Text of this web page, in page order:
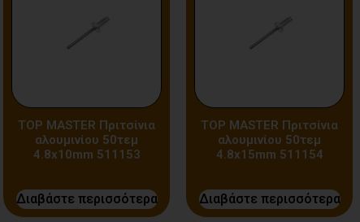
TOP MASTER Πριτσίνια
αλουμινίου 50τεμ
4.8x10mm 511153
Διαβάστε περισσότερα
TOP MASTER Πριτσίνια
αλουμινίου 50τεμ
4.8x15mm 511154
Διαβάστε περισσότερα